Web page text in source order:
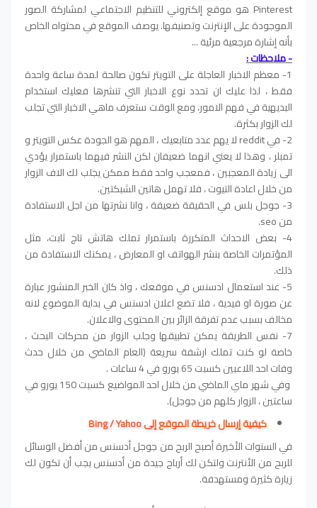
Pinterest هو موقع إلكتروني للتنظيم الاجتماعي لمشاركة الصور
الموجودة على الإنترنت وتصنيفها. يوصف الموقع في محتواه الخاص
بأنه إشارة مرجعية مرئية ...
- ملاحظات :
1- معظم الاخبار العاجلة على التويتر تكون صالحة لمدة ساعة واحدة
فقط ، لذا عليك ان تحدد نوع الاخبار التي تنشرها فعليك استخدام
البديهية في فهم الامور، ومع الوقت ستعرف ماهي الاخبار التي تجلب
لك الزوار بكثرة.
2- في reddit لا يهم عدد متابعيك ، المهم هو الجودة عكس التويتر و
تمبلر ، وهذا لا يعني انهما ضعيفان لكن النشر فيهما باستمرار يؤدي
الى زيادة المعجبين ، فمعجب واحد فقط ممكن يجلب لك الاف الزوار
من خلال اعادة التيوت ، فلا تهمل هاتين الشبكتين.
3- جوجل بلس في الحقيقة ضعيفة ، وانا نشرتها من اجل الاستفادة
من seo.
4- بعض الاحداث المتكررة باستمرار تملك هاتش تاج ثابت، مثل
المؤتمرات الخاصة بنشر الهواتف او المعارض ، يمكنك الاستفادة من
ذلك.
5- عند استعمال ادسنس في موقعك ، واذ كان الخبر المنشور عبارة
عن صورة او فيدية ، فلا تضع اعلان ادسنس في بداية الموضوع لانه
مخالف بسبب عدم تفرقة الزائر بين المحتوى والاعلان.
7- نفس الطريقة يمكن تطبيقها وجلب الزوار من محركات البحث ،
خاصة لو كنت تملك ارشفة سريعة (العام الماضي من خلال حدث
وفات احد اللاعبين كسبت 65 يورو في 4 ساعات .
وفي شهر ماي الماضي من خلال احد المواضيع كسبت 150 يورو في
ساعتين ، الزوار كلهم من جوجل).
كيفية إرسال خريطة الموقع إلى Bing / Yahoo
في السنوات الأخيرة أصبح الربح من جوجل أدسنس من أفضل الوسائل
للربح من الأنترنت ولتكن لك أرباح جيدة من أدسنس يجب أن تكون لك
زيارة كثيرة ومستهدفة.